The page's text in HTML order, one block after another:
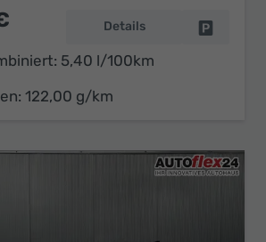
Details
5,40 l/100km
122,00 g/km